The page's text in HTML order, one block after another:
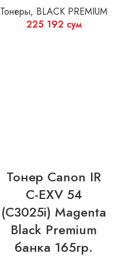
Тонеры, BLACK PREMIUM
225 192 сум
Тонер Canon IR
C-EXV 54
(C3025i) Magenta
Black Premium
банка 165гр.